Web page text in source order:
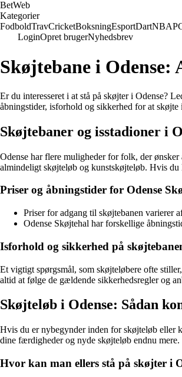
BetWeb
Kategorier
FodboldTravCricketBoksningEsportDartNBA
LoginOpret brugerNyhedsbrev
Skøjtebane i Odense:
Er du interesseret i at stå på skøjter i Odense?
åbningstider, isforhold og sikkerhed for at
Skøjtebaner og isstadioner i
Odense har flere muligheder for folk, der
almindeligt skøjteløb og kunstskøjteløb. Hvis
Priser og åbningstider for Odense
Priser for adgang til skøjtebanen varierer
Odense Skøjtehal har forskellige
Isforhold og sikkerhed på
Et vigtigt spørgsmål, som skøjteløbere ofte
altid at følge de gældende sikkerhedsregler og
Skøjteløb i Odense: Sådan
Hvis du er nybegynder inden for skøjteløb eller
dine færdigheder og nyde skøjteløb endnu mere.
Hvor kan man ellers stå på skøjter i